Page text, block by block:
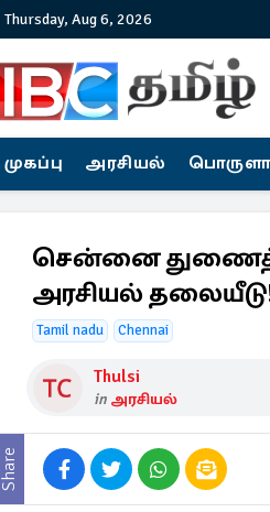
Thursday, Aug 6, 2026
முகப்பு அரசியல்
சென்னை துணைத்
அரசியல்
Tamil nadu Chennai
Thulsi
in அரசியல்
Share